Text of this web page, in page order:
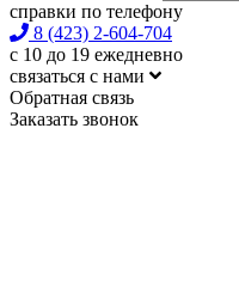
справки по телефону
8 (423) 2-604-704
с 10 до 19 ежедневно
связаться с нами
Обратная связь
Заказать звонок